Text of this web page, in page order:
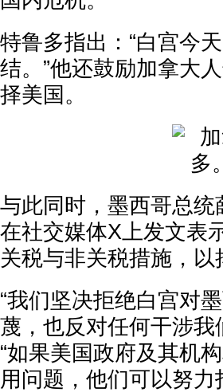
特鲁多指出：“白宫今
结。”他还鼓励加拿大
择美国。
与此同时，墨西哥总
在社交媒体X上发文表
关税与非关税措施，
“我们坚决拒绝白宫对
蔑，也反对任何干涉我
“如果美国政府及其机
用问题，他们可以努